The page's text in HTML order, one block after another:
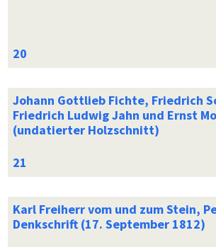
Johann Gottlieb Fichte, Friedrich
Friedrich Ludwig Jahn und Ernst
(undatierter Holzschnitt)
Karl Freiherr vom und zum Stein,
Denkschrift (17. September 1812)